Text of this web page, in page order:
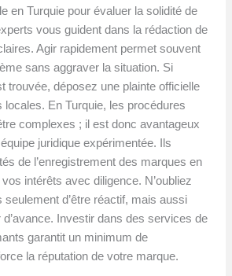
en Turquie pour évaluer la solidité de
vous guident dans la rédaction de
Agir rapidement permet souvent
sans aggraver la situation. Si
trouvée, déposez une plainte officielle
locales. En Turquie, les procédures
complexes ; il est donc avantageux
juridique expérimentée. Ils
de l’enregistrement des marques en
intérêts avec diligence. N’oubliez
seulement d’être réactif, mais aussi
d’avance. Investir dans des services de
garantit un minimum de
la réputation de votre marque.